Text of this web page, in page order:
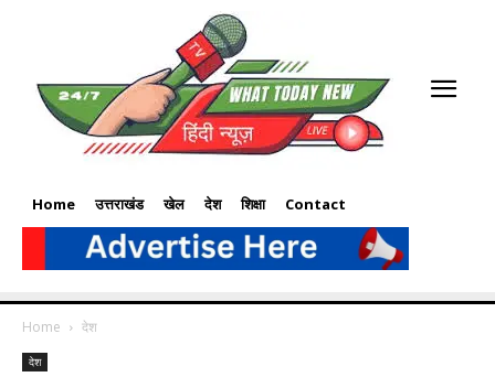
Home उत्तराखंड खेल देश शिक्षा Contact
Home देश
देश